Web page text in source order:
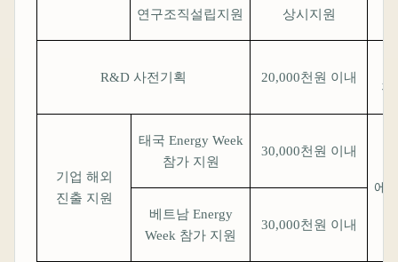
연구조직설립지원 상시지원
R&D 사전기획 20,000천원 이내
전
기업 해외
진출 지원
태국 Energy Week
참가 지원
30,000천원 이내
에
베트남 Energy
Week 참가 지원
30,000천원 이내